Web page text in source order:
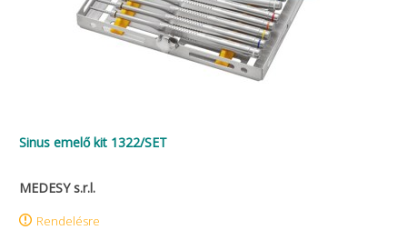
Sinus emelő kit 1322/SET
MEDESY s.r.l.
Rendelésre